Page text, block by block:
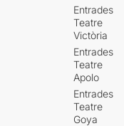
Entrades
Teatre
Victòria
Entrades
Teatre
Apolo
Entrades
Teatre
Goya